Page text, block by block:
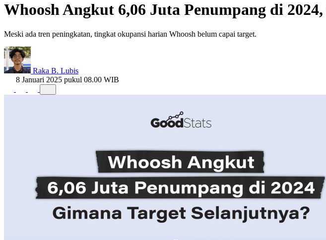
Whoosh Angkut 6,06 Juta Penumpang di
Meski ada tren peningkatan, tingkat okupansi harian Whoosh belum capai target.
Raka B. Lubis
8 Januari 2025 pukul 08.00 WIB